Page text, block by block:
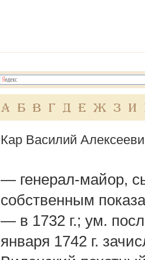
А Б В Г Д Е Ж З И
Кар Василий
— генерал-майор,
собственным
— в 1732 г.; ум.
января 1742 г.